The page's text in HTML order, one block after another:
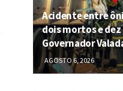
Acidente entre
dois mortos e dez
Governador
AGOSTO 6, 2026